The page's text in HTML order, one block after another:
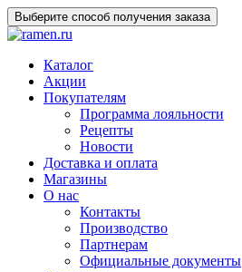
Выберите способ получения заказа
Каталог
Акции
Покупателям
Программа лояльности
Рецепты
Новости
Доставка и оплата
Магазины
О нас
Контакты
Производство
Партнерам
Официальные документы